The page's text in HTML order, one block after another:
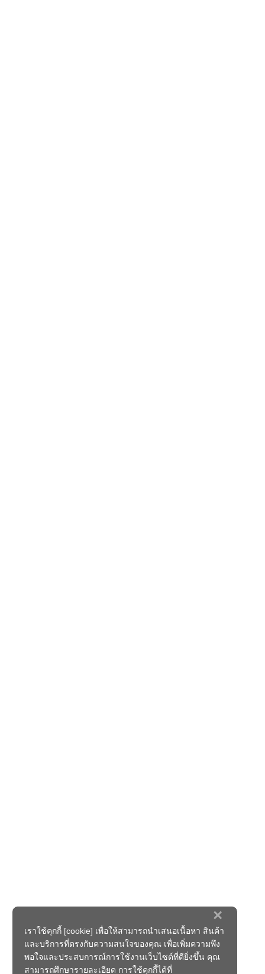
×
เราใช้คุกกี้ [cookie] เพื่อให้สามารถนำเสนอเนื้อหา สินค้า
และบริการที่ตรงกับความสนใจของคุณ เพื่อเพิ่มความพึง
พอใจและประสบการณ์การใช้งานเว็บไซต์ที่ดียิ่งขึ้น คุณ
สามารถศึกษารายละเอียด การใช้คุกกี้ได้ที่